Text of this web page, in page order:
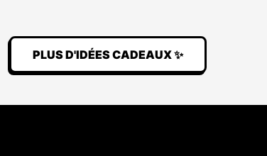
PLUS D'IDÉES CADEAUX ✨